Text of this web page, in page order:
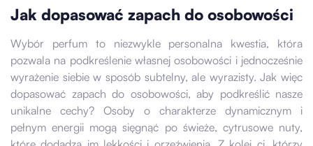
Jak dopasować zapach do osobowości
Wybór perfum to niezwykle personalna kwestia, która
pozwala na podkreślenie własnej osobowości i jednocześnie
wyrażenie siebie w sposób subtelny, ale wyrazisty. Jak więc
dopasować zapach do osobowości, aby podkreślić nasze
unikalne cechy? Osoby o charakterze dynamicznym i
pełnym energii mogą sięgnąć po świeże, cytrusowe nuty,